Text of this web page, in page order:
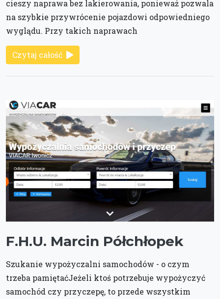
cieszy naprawa bez lakierowania, ponieważ pozwala
na szybkie przywrócenie pojazdowi odpowiedniego
wyglądu. Przy takich naprawach
Czytaj całość
F.H.U. Marcin Półchłopek
Szukanie wypożyczalni samochodów - o czym
trzeba pamiętaćJeżeli ktoś potrzebuje wypożyczyć
samochód czy przyczepę, to przede wszystkim